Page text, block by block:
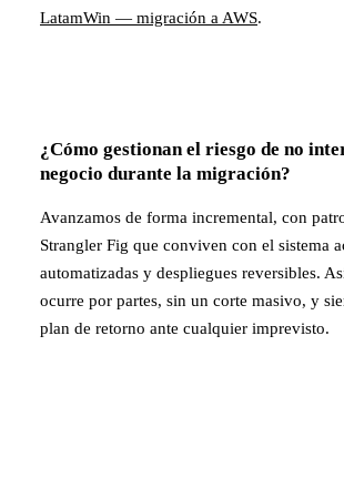
LatamWin — migración a AWS.
¿Cómo gestionan el riesgo de no
negocio durante la migración?
Avanzamos de forma incremental, con
Strangler Fig que conviven con el sistema
automatizadas y despliegues reversibles.
ocurre por partes, sin un corte masivo, y
plan de retorno ante cualquier imprevisto.